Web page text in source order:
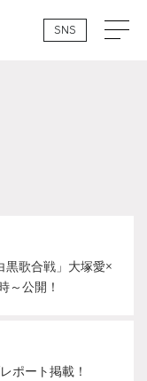
SNS
歌合戦」大塚愛×
～公開！
ポート掲載！